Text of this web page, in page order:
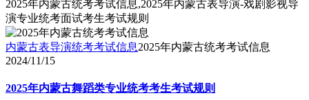
2025年内蒙古统考考试信息,2025年内蒙古表导演-戏剧影视导
演专业统考面试考生考试规则
内蒙古表导演统考考试信息2025年内蒙古统考考试信息
2024/11/15
2025年内蒙古舞蹈类专业统考考生考试规则